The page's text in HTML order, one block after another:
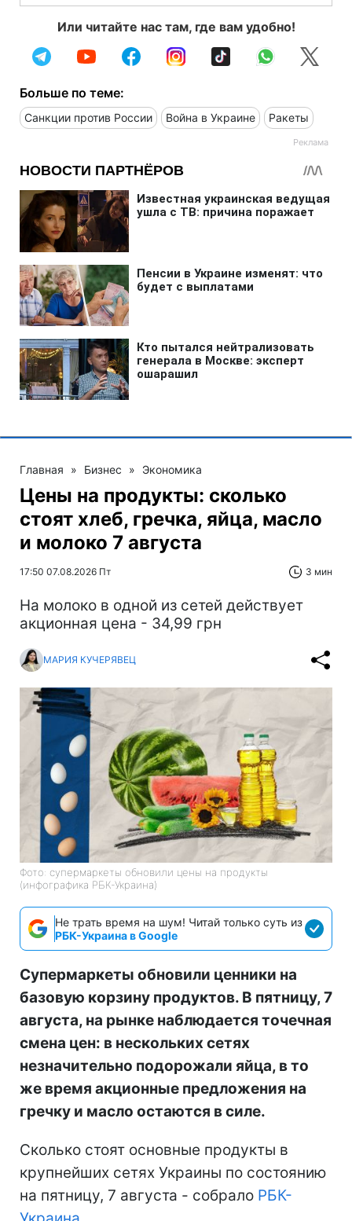
Или читайте нас там, где вам удобно!
Больше по теме:
Санкции против России Война в Украине Ракеты
Главная » Бизнес » Экономика
Цены на продукты: сколько
стоят хлеб, гречка, яйца, масло
и молоко 7 августа
17:50 07.08.2026 Пт 3 мин
На молоко в одной из сетей действует
акционная цена - 34,99 грн
МАРИЯ КУЧЕРЯВЕЦ
Фото: супермаркеты обновили цены на продукты
(инфографика РБК-Украина)
Не трать время на шум! Читай только суть из
РБК-Украина в Google
Супермаркеты обновили ценники на
базовую корзину продуктов. В пятницу, 7
августа, на рынке наблюдается точечная
смена цен: в нескольких сетях
незначительно подорожали яйца, в то
же время акционные предложения на
гречку и масло остаются в силе.
Сколько стоят основные продукты в
крупнейших сетях Украины по состоянию
на пятницу, 7 августа - собрало РБК-